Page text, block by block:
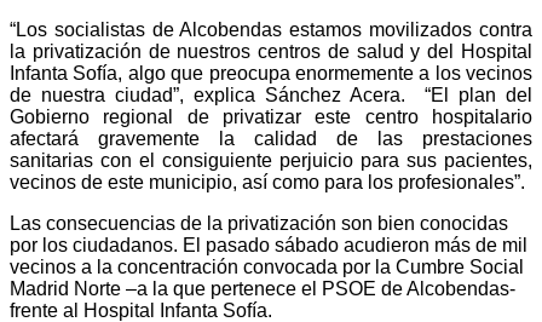
“Los socialistas de Alcobendas estamos movilizados contra
la privatización de nuestros centros de salud y del Hospital
Infanta Sofía, algo que preocupa enormemente a los vecinos
de nuestra ciudad”, explica Sánchez Acera. “El plan del
Gobierno regional de privatizar este centro hospitalario
afectará gravemente la calidad de las prestaciones
sanitarias con el consiguiente perjuicio para sus pacientes,
vecinos de este municipio, así como para los profesionales”.
Las consecuencias de la privatización son bien conocidas
por los ciudadanos. El pasado sábado acudieron más de mil
vecinos a la concentración convocada por la Cumbre Social
Madrid Norte –a la que pertenece el PSOE de Alcobendas-
frente al Hospital Infanta Sofía.